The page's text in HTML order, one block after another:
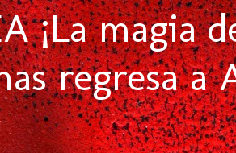
¡La magia
regresa a